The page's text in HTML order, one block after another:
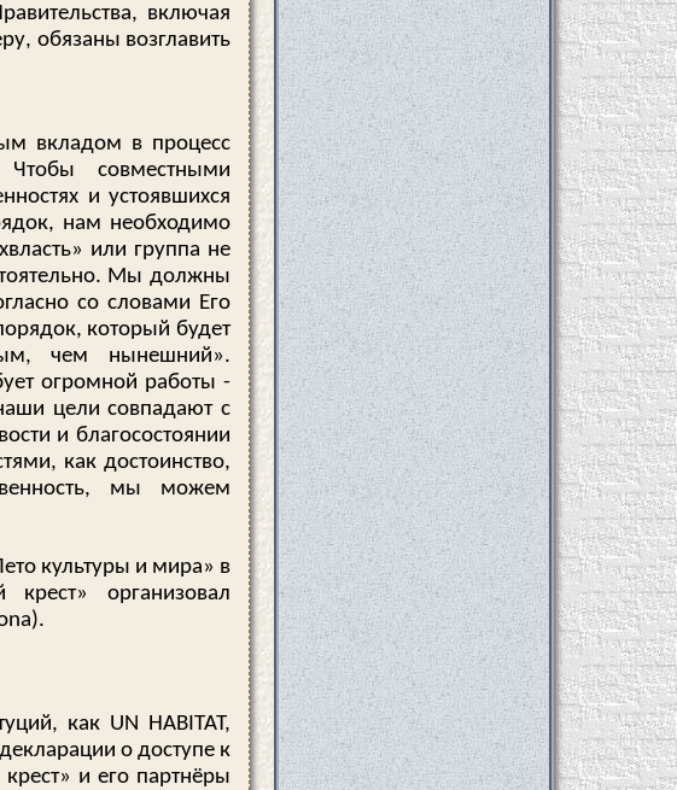
включая
обязаны возглавить
вкладом в процесс
Чтобы совместными
и устоявшихся
нам необходимо
или группа не
Мы должны
со словами Его
который будет
чем нынешний».
огромной работы -
цели совпадают с
и благосостоянии
как достоинство,
мы можем
культуры и мира» в
организовал
как UN HABITAT,
о доступе к
и его партнёры